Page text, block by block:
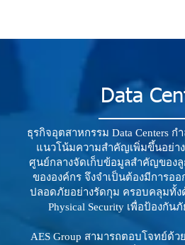
Data
ธุรกิจอุตสาหกรรม Data Centers
แนวโน้มความสำคัญเพิ่มขึ้นอย่าง
ศูนย์กลางจัดเก็บข้อมูลสำคัญของ
ขององค์กร จึงจำเป็นต้องมีการอ
ปลอดภัยอย่างรัดกุม ครอบคลุมทั้ง
Physical Security เพื่อป้องกั
AES Group สามารถตอบโจทย์ด้